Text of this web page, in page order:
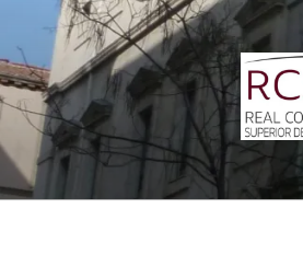
contenido